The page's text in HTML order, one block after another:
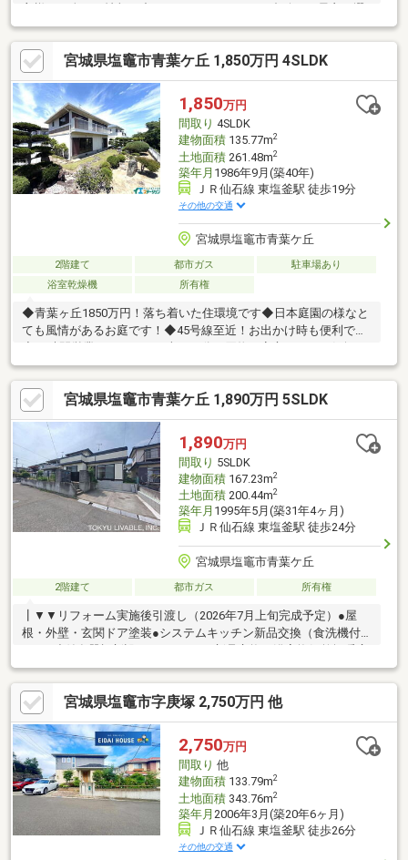
択をご提案させて頂きます！
宮城県塩竈市青葉ケ丘 1,850万円 4SLDK
1,850万円
間取り 4SLDK
建物面積135.77m2
土地面積261.48m2
築年月 1986年9月(築40年)
ＪＲ仙石線 東塩釜駅 徒歩19分
その他の交通
宮城県塩竈市青葉ケ丘
2階建て 都市ガス
駐車場あり
浴室乾燥機
所有権
◆青葉ヶ丘1850万円！落ち着いた住環境です◆日本庭園の様なと
ても風情があるお庭です！◆45号線至近！お出かけ時も便利です
お問い合わせください♪～周辺環境～□杉の入小学校 徒歩約17分
(約1350ｍ)□第二中学校 徒歩約15分(約1170ｍ)□ファミリーマー
ト 塩釜松陽台店 徒歩約10分(約730ｍ)□カワチ薬品 塩釜店 徒歩
約20分(約1590ｍ)□ヨークベニマル塩釜北浜店 徒歩約26分(約
2000ｍ)□塩釜藤倉郵便局 徒歩約14分(約1080ｍ)□東塩釜駅 徒
歩約19分(約1470ｍ)
宮城県塩竈市青葉ケ丘 1,890万円 5SLDK
1,890万円
間取り 5SLDK
建物面積167.23m2
土地面積200.44m2
築年月 1995年5月(築31年4ヶ月)
ＪＲ仙石線 東塩釜駅 徒歩24分
宮城県塩竈市青葉ケ丘
2階建て 都市ガス 所有権
┃▼▼リフォーム実施後引渡し（2026年7月上旬完成予定）●屋
根・外壁・玄関ドア塗装●システムキッチン新品交換（食洗機付
機付）●洗面化粧台新品交換●トイレ１階・２階新品交換●ガス給
湯器新品交換●フローリング上張り●クロス張替え●洗面所とトイ
レのＣＦ張替え●和室畳表替え●襖・障子張替え●モニター付イン
ターホン新設●全室ＬＥＤ照明器具新設●玄関カギ交換┃▼分譲・
施工・構造・平成7年5月築の注文住宅です。┃▼現地状況・セカ
ンドカーや来客用にうれしい並列2台分のカースペース有り。
宮城県塩竈市字庚塚 2,750万円 他
2,750万円
間取り 他
建物面積133.79m2
土地面積343.76m2
築年月 2006年3月(築20年6ヶ月)
ＪＲ仙石線 東塩釜駅 徒歩26分
その他の交通